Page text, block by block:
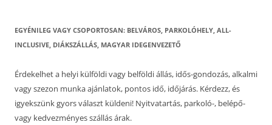
EGYÉNILEG VAGY CSOPORTOSAN: BELVÁROS, PARKOLÓHELY, ALL-
INCLUSIVE, DIÁKSZÁLLÁS, MAGYAR IDEGENVEZETŐ
Érdekelhet a helyi külföldi vagy belföldi állás, idős-gondozás, alkalmi
vagy szezon munka ajánlatok, pontos idő, időjárás. Kérdezz, és
igyekszünk gyors választ küldeni! Nyitvatartás, parkoló-, belépő-
vagy kedvezményes szállás árak.